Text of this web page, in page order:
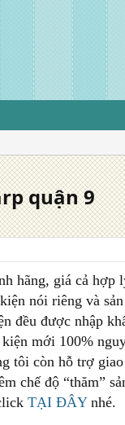
quận 9
hãng, giá cả hợp
nói riêng và
đều được nhập
mới 100%
tôi còn hỗ trợ
chế độ “thăm”
TẠI ĐÂYnhé.